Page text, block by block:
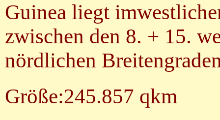
Guinea liegt
zwischen den 8. + 15.
nördlichen
Größe:245.857 qkm